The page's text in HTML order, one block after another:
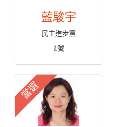
藍駿宇
民主進步黨
2號
當選